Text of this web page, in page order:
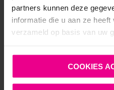
partners kunnen deze
informatie die u aan ze
verzameld op basis van uw
COOKIES
ANDERE